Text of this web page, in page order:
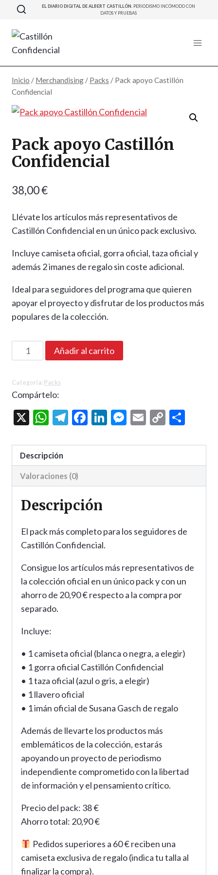
Saltar
contenido
EL DIARIO DIGITAL DE ALBERT CASTILLÓN. PERIODISMO INCÓMODO CON
DATOS Y PRUEBAS
Inicio / Merchandising / Packs / Pack apoyo Castillón
Confidencial
Pack apoyo Castillón
Confidencial
38,00€
Llévate los artículos más representativos de
Castillón Confidencial en un único pack exclusivo.
Incluye camiseta oficial, gorra oficial, taza oficial y
además 2 imanes de regalo sin coste adicional.
Ideal para seguidores del programa que quieren
apoyar el proyecto y disfrutar de los productos más
populares de la colección.
Pack
apoyo
Confidencial
cantidad
Añadir al carrito
Categoría: Packs
Compártelo:
X WhatsApp
Telegram
Facebook
LinkedIn
Messenger
Email
Copy
Descripción
Valoraciones (0)
Descripción
El pack más completo para los seguidores de
Castillón Confidencial.
Consigue los artículos más representativos de
la colección oficial en un único pack y con un
ahorro de 20,90 € respecto a la compra por
separado.
Incluye:
• 1 camiseta oficial (blanca o negra, a elegir)
• 1 gorra oficial Castillón Confidencial
• 1 taza oficial (azul o gris, a elegir)
• 1 llavero oficial
• 1 imán oficial de Susana Gasch de regalo
Además de llevarte los productos más
emblemáticos de la colección, estarás
apoyando un proyecto de periodismo
independiente comprometido con la libertad
de información y el pensamiento crítico.
Precio del pack: 38 €
Ahorro total: 20,90 €
Pedidos superiores a 60 € reciben una
camiseta exclusiva de regalo (indica tu talla al
finalizar la compra).